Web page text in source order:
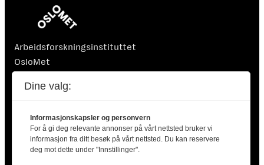
Arbeidsforskningsinstituttet
OsloMet
0130 Oslo
Dine valg:
Informasjonskapsler og personvern
For å gi deg relevante annonser på vårt nettsted bruker vi
informasjon fra ditt besøk på vårt nettsted. Du kan reservere
deg mot dette under "Innstillinger".